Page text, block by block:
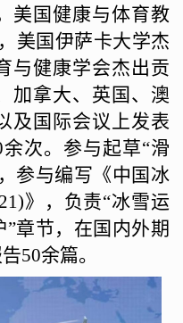
美国健康与体育教
美国伊萨卡大学杰
与健康学会杰出贡
加拿大、英国、澳
及国际会议上发表
余次。参与起草“滑
参与编写《中国冰
》，负责“冰雪运
章节，在国内外期
50余篇。